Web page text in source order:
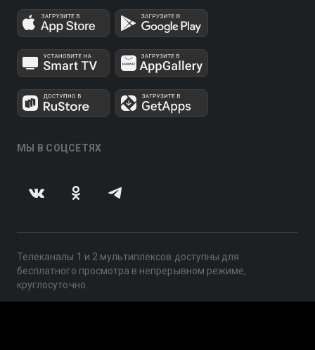
МЫ В СОЦСЕТЯХ
Телеканалы 1 и 2 мультиплексов доступны для
бесплатного просмотра в непрерывном режиме,
круглосуточно.